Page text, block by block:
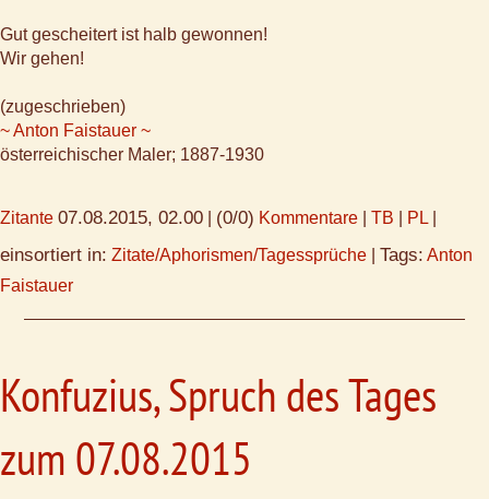
Gut gescheitert ist halb gewonnen!
Wir gehen!
(zugeschrieben)
~ Anton Faistauer ~
österreichischer Maler; 1887-1930
Zitante 07.08.2015, 02.00 (0/0) Kommentare TB PL
einsortiert in: Zitate/Aphorismen/Tagessprüche Tags: Anton
Faistauer
Konfuzius, Spruch des Tages
zum 07.08.2015